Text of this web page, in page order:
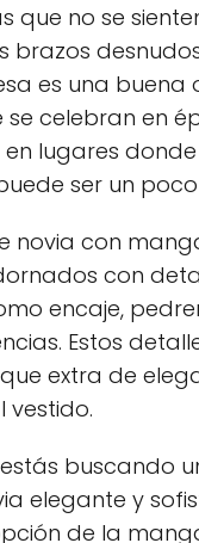
que no se
brazos
es una buena
celebran en
lugares
ser un
novia con
con
encaje,
Estos
extra de
vestido.
estás buscando
elegante y
de la